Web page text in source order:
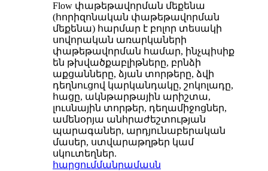
Flow փաթեթավորման մեքենա
(հորիզոնական փաթեթավորման
մեքենա) հարմար է բոլոր տեսակի
սովորական առարկաների
փաթեթավորման համար, ինչպիսիք
են թխվածքաբլիթները, բրնձի
աքցանները, ձյան տորթերը, ձվի
դեղնուցով կարկանդակը, շոկոլադը,
հացը, ակնթարթային արիշտա,
լուսնային տորթեր, դեղամիջոցներ,
ամենօրյա անհրաժեշտության
պարագաներ, արդյունաբերական
մասեր, ստվարաթղթեր կամ
սկուտեղներ.
հարցումմանրամասն